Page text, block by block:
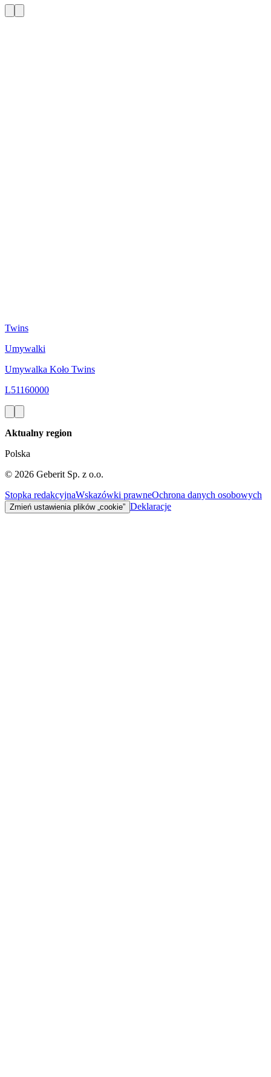
Twins
Umywalki
Umywalka Koło Twins
L51160000
Aktualny region
Polska
© 2026 Geberit Sp. z o.o.
Stopka redakcyjnaWskazówki prawneOchrona danych osobowych
Zmień ustawienia plików „cookie” Deklaracje